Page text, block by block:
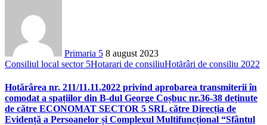
Primaria 5 8 august 2023
Consiliul local sector 5Hotarari de consiliuHotărâri de consiliu 2022
Hotărârea nr. 211/11.11.2022 privind aprobarea transmiterii în
comodat a spațiilor din B-dul George Coșbuc nr.36-38 deținute
de către ECONOMAT SECTOR 5 SRL către Direcția de
Evidență a Persoanelor și Complexul Multifuncțional “Sfântul